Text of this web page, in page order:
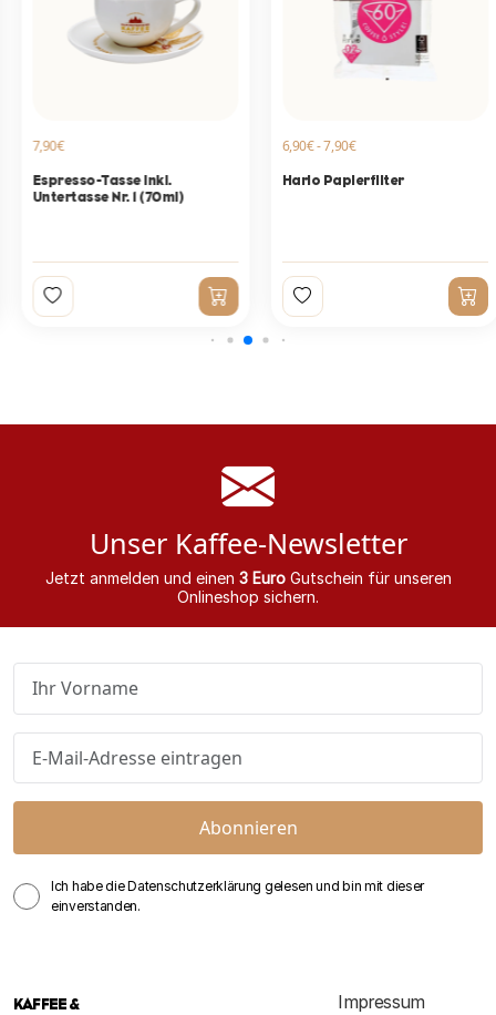
7,90€
Espresso-Tasse inkl.
Untertasse Nr. 1 (70ml)
6,90€ - 7,90€
Hario Papierfilter
Unser Kaffee-Newsletter
Jetzt anmelden und einen 3 EuroGutschein für unseren
Onlineshop sichern.
Abonnieren
Ich habe die Datenschutzerklärung gelesen und bin mit dieser
einverstanden.
KAFFEE &
Impressum